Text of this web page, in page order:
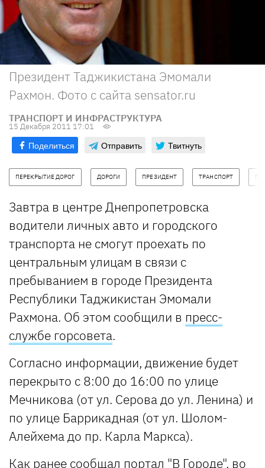
Президент Таджикистана Эмомали
Рахмон. Фото с сайта sensator.ru
ТРАНСПОРТ И ИНФРАСТРУКТУРА
15 Декабря 2011 17:01
Поделиться Отправить Твитнуть
ПЕРЕКРЫТИЕ ДОРОГ ДОРОГИ ПРЕЗИДЕНТ ТРАНСПОРТ ГАИ
Завтра в центре Днепропетровска
водители личных авто и городского
транспорта не смогут проехать по
центральным улицам в связи с
пребыванием в городе Президента
Республики Таджикистан Эмомали
Рахмона. Об этом сообщили в пресс-
службе горсовета.
Согласно информации, движение будет
перекрыто с 8:00 до 16:00 по улице
Мечникова (от ул. Серова до ул. Ленина) и
по улице Баррикадная (от ул. Шолом-
Алейхема до пр. Карла Маркса).
Как ранее сообщал портал "В Городе", во